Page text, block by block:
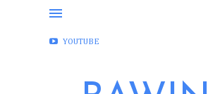
FACEBOOK
YOUTUBE